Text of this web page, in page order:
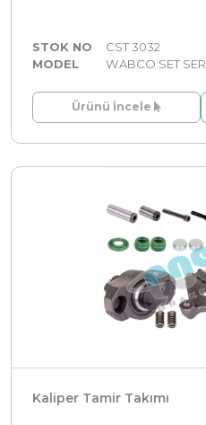
STOK NO
CST 3032
MODEL
WABCO:SET
Ürünü İncele
Kaliper Tamir Takımı